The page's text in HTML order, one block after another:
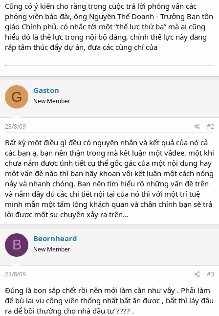
Cũng có ý kiến cho rằng trong cuộc trả lời phỏng vấn các
phóng viên báo đài, ông Nguyễn Thế Doanh - Trưởng Ban tôn
giáo Chính phủ, có nhắc tới một “thế lực thứ ba” mà ai cũng
hiểu đó là thế lực trong nội bộ đảng, chính thế lực này đang
rắp tâm thúc đẩy dự án, đưa các cùng chí của
G Gaston
New Member
23/8/09 #2
Bất kỳ một điều gì đều có nguyên nhân và kết quả của nó cả
các bạn ạ, bạn nên thận trọng mà kết luận một vầđee, một khi
chưa nắm được tình tiết cụ thể gốc gác của một nội dung hay
một vấn đè nào thì bạn hãy khoan vội kết luận một cách nóng
nảy và nhanh chóng. Bạn nên tìm hiểu rõ những vấn đề trên
và nắm đầy đủ các chi tiét nội tại của nó thì với một trí tuệ
minh mẫn một tấm lòng khách quan và chân chính bạn sẽ trả
lời được một sự chuyện xảy ra trên...
B Beornheard
New Member
23/8/09 #3
Đúng là bọn sắp chết rồi nên mới làm càn như vậy . Phải làm
để bù lại vụ công viên thống nhất bất ăn được , bất thì láy đâu
ra để bồi thường cho nhà đầu tư ???? .